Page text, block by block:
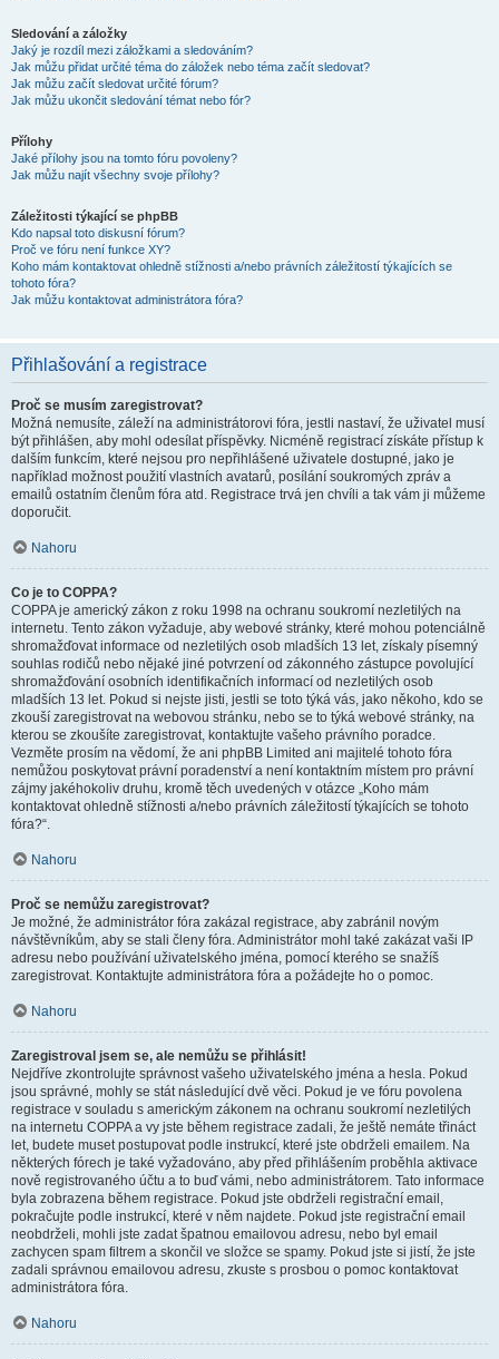
Sledování a záložky
Jaký je rozdíl mezi záložkami a sledováním?
Jak můžu přidat určité téma do záložek nebo téma začít sledovat?
Jak můžu začít sledovat určité fórum?
Jak můžu ukončit sledování témat nebo fór?
Přílohy
Jaké přílohy jsou na tomto fóru povoleny?
Jak můžu najít všechny svoje přílohy?
Záležitosti týkající se phpBB
Kdo napsal toto diskusní fórum?
Proč ve fóru není funkce XY?
Koho mám kontaktovat ohledně stížnosti a/nebo právních záležitostí týkajících se
tohoto fóra?
Jak můžu kontaktovat administrátora fóra?
Přihlašování a registrace
Proč se musím zaregistrovat?
Možná nemusíte, záleží na administrátorovi fóra, jestli nastaví, že uživatel musí
být přihlášen, aby mohl odesílat příspěvky. Nicméně registrací získáte přístup k
dalším funkcím, které nejsou pro nepřihlášené uživatele dostupné, jako je
například možnost použití vlastních avatarů, posílání soukromých zpráv a
emailů ostatním členům fóra atd. Registrace trvá jen chvíli a tak vám ji můžeme
doporučit.
Nahoru
Co je to COPPA?
COPPA je americký zákon z roku 1998 na ochranu soukromí nezletilých na
internetu. Tento zákon vyžaduje, aby webové stránky, které mohou potenciálně
shromažďovat informace od nezletilých osob mladších 13 let, získaly písemný
souhlas rodičů nebo nějaké jiné potvrzení od zákonného zástupce povolující
shromažďování osobních identifikačních informací od nezletilých osob
mladších 13 let. Pokud si nejste jisti, jestli se toto týká vás, jako někoho, kdo se
zkouší zaregistrovat na webovou stránku, nebo se to týká webové stránky, na
kterou se zkoušíte zaregistrovat, kontaktujte vašeho právního poradce.
Vezměte prosím na vědomí, že ani phpBB Limited ani majitelé tohoto fóra
nemůžou poskytovat právní poradenství a není kontaktním místem pro právní
zájmy jakéhokoliv druhu, kromě těch uvedených v otázce „Koho mám
kontaktovat ohledně stížnosti a/nebo právních záležitostí týkajících se tohoto
fóra?“.
Nahoru
Proč se nemůžu zaregistrovat?
Je možné, že administrátor fóra zakázal registrace, aby zabránil novým
návštěvníkům, aby se stali členy fóra. Administrátor mohl také zakázat vaši IP
adresu nebo používání uživatelského jména, pomocí kterého se snažíš
zaregistrovat. Kontaktujte administrátora fóra a požádejte ho o pomoc.
Nahoru
Zaregistroval jsem se, ale nemůžu se přihlásit!
Nejdříve zkontrolujte správnost vašeho uživatelského jména a hesla. Pokud
jsou správné, mohly se stát následující dvě věci. Pokud je ve fóru povolena
registrace v souladu s americkým zákonem na ochranu soukromí nezletilých
na internetu COPPA a vy jste během registrace zadali, že ještě nemáte třináct
let, budete muset postupovat podle instrukcí, které jste obdrželi emailem. Na
některých fórech je také vyžadováno, aby před přihlášením proběhla aktivace
nově registrovaného účtu a to buď vámi, nebo administrátorem. Tato informace
byla zobrazena během registrace. Pokud jste obdrželi registrační email,
pokračujte podle instrukcí, které v něm najdete. Pokud jste registrační email
neobdrželi, mohli jste zadat špatnou emailovou adresu, nebo byl email
zachycen spam filtrem a skončil ve složce se spamy. Pokud jste si jistí, že jste
zadali správnou emailovou adresu, zkuste s prosbou o pomoc kontaktovat
administrátora fóra.
Nahoru